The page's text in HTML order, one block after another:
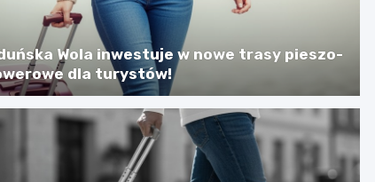
Wola inwestuje w nowe trasy pieszo-
dla turystów!